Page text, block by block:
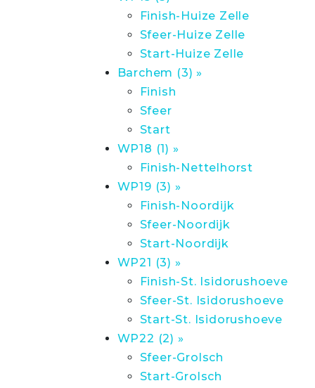
Finish-Huize Zelle
Sfeer-Huize Zelle
Start-Huize Zelle
Barchem (3) »
Finish
Sfeer
Start
WP18 (1) »
Finish-Nettelhorst
WP19 (3) »
Finish-Noordijk
Sfeer-Noordijk
Start-Noordijk
WP21 (3) »
Finish-St. Isidorushoeve
Sfeer-St. Isidorushoeve
Start-St. Isidorushoeve
WP22 (2) »
Sfeer-Grolsch
Start-Grolsch